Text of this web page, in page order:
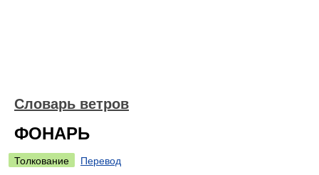
Словарь ветров
ФОНАРЬ
Толкование
Перевод